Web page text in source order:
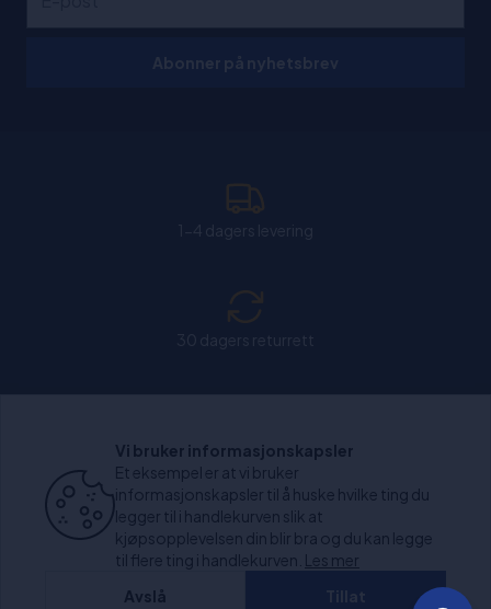
Chat: Åpen alle hverdager fra kl. 11:00-15:30.
+1000 anmeldelser
Vi bruker informasjonskapsler
Et eksempel er at vi bruker
informasjonskapsler til å huske hvilke ting du
legger til i handlekurven slik at
kjøpsopplevelsen din blir bra og du kan legge
til flere ting i handlekurven. Les mer
Avslå